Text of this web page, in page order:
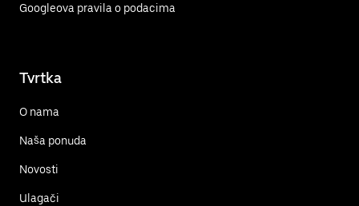
Googleova pravila o podacima
Tvrtka
O nama
Naša ponuda
Novosti
Ulagači